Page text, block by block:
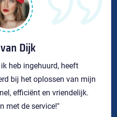
Dijk
heb ingehuurd, heeft
bij het oplossen van mijn
efficiënt en vriendelijk.
met de service!"